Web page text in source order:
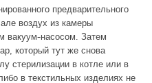
предварительного
воздух из камеры
вакуум-насосом. Затем
который тут же снова
стерилизации в котле или в
в текстильных изделиях не